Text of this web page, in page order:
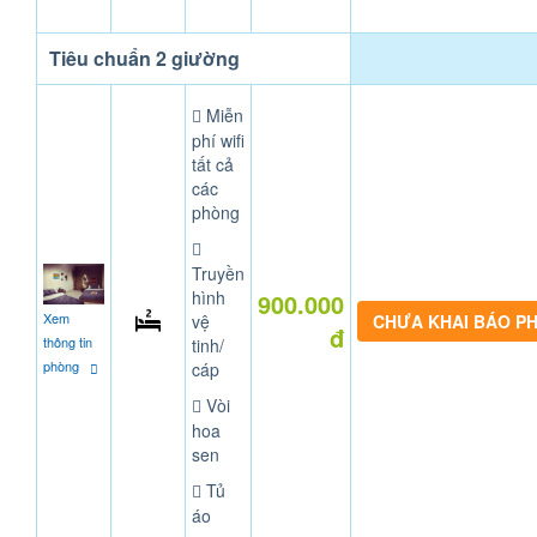
Tiêu chuẩn 2 giường
Xem
thông tin
phòng
Miễn
phí wifi
tất cả
các
phòng
Truyền
hình
vệ
tinh/
cáp
Vòi
hoa
sen
Tủ
áo
900.000
đ
CHƯA KHAI BÁO